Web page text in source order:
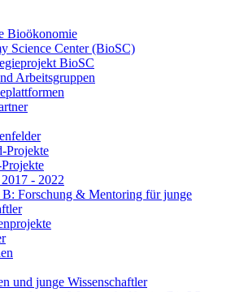
Bioökonomie
Science Center (BioSC)
BioSC
Arbeitsgruppen
Projekte
- 2022
B: Forschung & Mentoring für junge
und junge Wissenschaftler